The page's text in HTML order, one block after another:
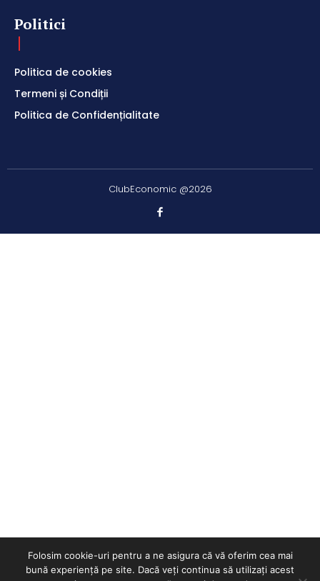
Politici
Politica de cookies
Termeni și Condiții
Politica de Confidențialitate
ClubEconomic @2026
Folosim cookie-uri pentru a ne asigura că vă oferim cea mai
bună experiență pe site. Dacă veți continua să utilizați acest